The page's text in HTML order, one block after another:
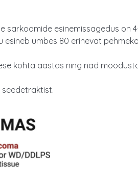
sarkoomide esinemissagedus on
umbes 80 erinevat
kohta aastas ning nad